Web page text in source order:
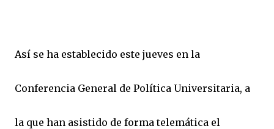
Así se ha establecido este jueves en la
Conferencia General de Política Universitaria, a
la que han asistido de forma telemática el